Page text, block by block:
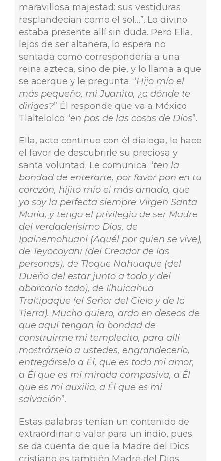
maravillosa majestad: sus vestiduras
resplandecían como el sol…”. Lo divino
estaba presente allí sin duda. Pero Ella,
lejos de ser altanera, lo espera no
sentada como correspondería a una
reina azteca, sino de pie, y lo llama a que
se acerque y le pregunta: “Hijo mío el
más pequeño, mi Juanito, ¿a dónde te
diriges?” Él responde que va a México
Tlaltelolco “en pos de las cosas de Dios”.
Ella, acto continuo con él dialoga, le hace
el favor de descubrirle su preciosa y
santa voluntad. Le comunica: “ten la
bondad de enterarte, por favor pon en tu
corazón, hijito mío el más amado, que
yo soy la perfecta siempre Virgen Santa
María, y tengo el privilegio de ser Madre
del verdaderísimo Dios, de
Ipalnemohuani (Aquél por quien se vive),
de Teyocoyani (del Creador de las
personas), de Tloque Nahuaque (del
Dueño del estar junto a todo y del
abarcarlo todo), de Ilhuicahua
Traltipaque (el Señor del Cielo y de la
Tierra). Mucho quiero, ardo en deseos de
que aquí tengan la bondad de
construirme mi templecito, para allí
mostrárselo a ustedes, engrandecerlo,
entregárselo a Él, que es todo mi amor,
a Él que es mi mirada compasiva, a Él
que es mi auxilio, a Él que es mi
salvación”.
Estas palabras tenían un contenido de
extraordinario valor para un indio, pues
se da cuenta de que la Madre del Dios
cristiano es también Madre del Dios